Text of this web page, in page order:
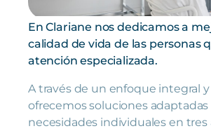
En Clariane nos dedicamos a
calidad de vida de las personas
atención especializada.
A través de un enfoque integral
ofrecemos soluciones adaptadas
necesidades individuales en tres